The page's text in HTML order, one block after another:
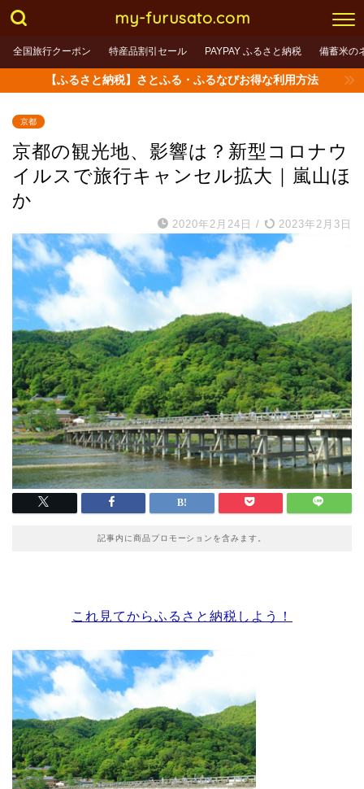
my-furusato.com
全国旅行クーポン 特産品割引セール PAYPAY ふるさと納税 備蓄米の
【ふるさと納税】さとふる・ふるなびお得な利用方法
京都
京都の観光地、影響は？新型コロナウ
イルスで旅行キャンセル拡大｜嵐山ほ
か
2020年2月24日 / 2023年2月3日
記事内に商品プロモーションを含みます。
これ見てからふるさと納税しよう！